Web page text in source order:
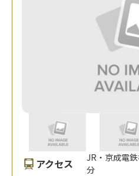
アクセス
JR・京成電
分